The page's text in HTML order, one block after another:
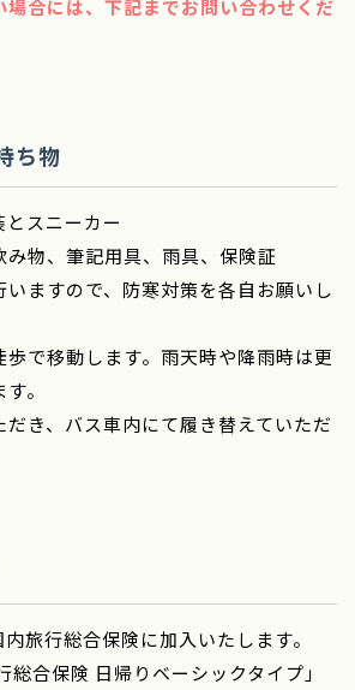
場合には、下記までお問い合わせくだ
ち物
とスニーカー
み物、筆記用具、雨具、保険証
ますので、防寒対策を各自お願いし
で移動します。雨天時や降雨時は更
。
き、バス車内にて履き替えていただ
旅行総合保険に加入いたします。
総合保険 日帰りベーシックタイプ」